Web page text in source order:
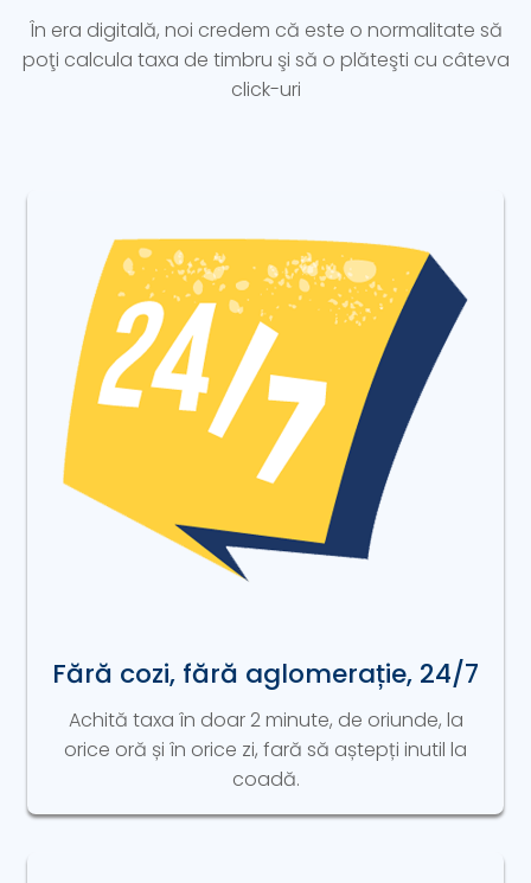
În era digitală, noi credem că este o normalitate să
poţi calcula taxa de timbru şi să o plăteşti cu câteva
click-uri
Fără cozi, fără aglomerație, 24/7
Achită taxa în doar 2 minute, de oriunde, la
orice oră și în orice zi, fară să aștepți inutil la
coadă.